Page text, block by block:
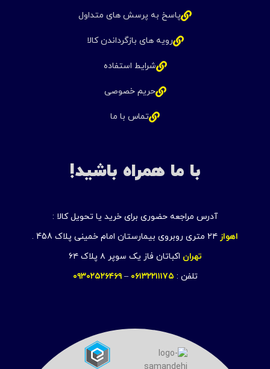
پاسخ به پرسش های متداول
رویه های بازگرداندن کالا
شرایط استفاده
حریم خصوصی
تماس با ما
با ما همراه باشید!
آدرس مراجعه حضوری برای خرید یا تحویل کالا :
اهواز ۲۴ متری روبروی بیمارستان امام خمینی پلاک 458 .
تهران اکباتان فاز یک سوپر ۸ پلاک ۶۴
تلفن : ۰۶۱۳۲۲۱۱۱۷۵ –۰۹۳۰۲۵۲۶۴۶۹